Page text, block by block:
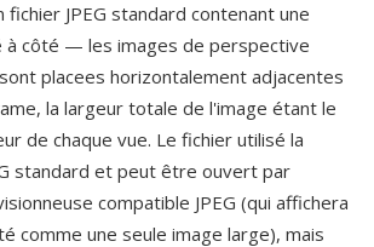
fichier JPEG standard contenant une
côté — les images de perspective
placees horizontalement adjacentes
la largeur totale de l'image étant le
de chaque vue. Le fichier utilisé la
standard et peut être ouvert par
compatible JPEG (qui affichera
comme une seule image large), mais